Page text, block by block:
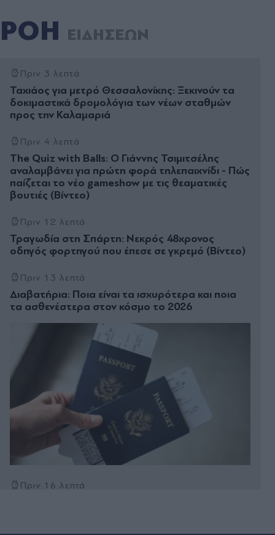
ΡΟΗ ΕΙΔΗΣΕΩΝ
Πριν 3 λεπτά
Ταχιάος για μετρό Θεσσαλονίκης: Ξεκινούν τα
δοκιμαστικά δρομολόγια των νέων σταθμών
προς την Καλαμαριά
Πριν 4 λεπτά
The Quiz with Balls: Ο Γιάννης Τσιμιτσέλης
αναλαμβάνει για πρώτη φορά τηλεπαιχνίδι - Πώς
παίζεται το νέο gameshow με τις θεαματικές
βουτιές (Βίντεο)
Πριν 12 λεπτά
Τραγωδία στη Σπάρτη: Νεκρός 48χρονος
οδηγός φορτηγού που έπεσε σε γκρεμό (Βίντεο)
Πριν 13 λεπτά
Διαβατήρια: Ποια είναι τα ισχυρότερα και ποια
τα ασθενέστερα στον κόσμο το 2026
Πριν 16 λεπτά